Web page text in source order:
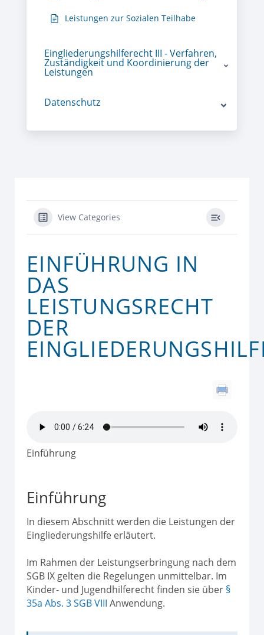
Leistungen zur Sozialen Teilhabe
Eingliederungshilferecht III - Verfahren,
Zuständigkeit und Koordinierung der
Leistungen
Datenschutz
View Categories
EINFÜHRUNG IN
DAS
LEISTUNGSRECHT
DER
Einführung
Einführung
In diesem Abschnitt werden die Leistungen der
Eingliederungshilfe erläutert.
Im Rahmen der Leistungserbringung nach dem
SGB IX gelten die Regelungen unmittelbar. Im
Kinder- und Jugendhilferecht finden sie über §
35a Abs. 3 SGB VIII Anwendung.